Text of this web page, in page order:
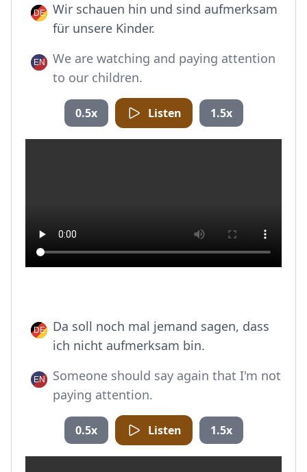
Wir schauen hin und sind aufmerksam
für unsere Kinder.
We are watching and paying attention
to our children.
0.5x Listen 1.5x
Da soll noch mal jemand sagen, dass
ich nicht aufmerksam bin.
Someone should say again that I'm not
paying attention.
0.5x Listen 1.5x